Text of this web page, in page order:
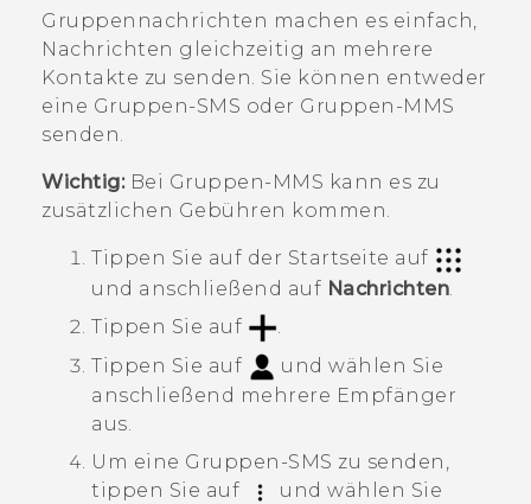
UNTERSTÜTZUNG
HTC-Geräte und Zubehör
Anmelden
Gruppennachrichten machen es einfach,
Nachrichten gleichzeitig an mehrere
Kontakte zu senden. Sie können entweder
eine Gruppen-SMS oder Gruppen-MMS
senden.
Wichtig:Bei Gruppen-MMS kann es zu
zusätzlichen Gebühren kommen.
Tippen Sie auf der Startseite auf
und anschließend auf Nachrichten
Tippen Sie auf
Tippen Sie auf
und wählen Sie
anschließend mehrere Empfänger
aus.
Um eine Gruppen-SMS zu senden,
tippen Sie auf
und wählen Sie